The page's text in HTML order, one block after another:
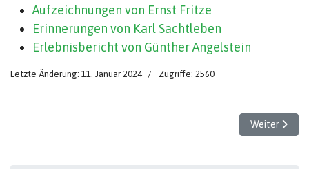
Aufzeichnungen von Ernst Fritze
Erinnerungen von Karl Sachtleben
Erlebnisbericht von Günther Angelstein
Letzte Änderung: 11. Januar 2024 Zugriffe: 2560
Nächster
Weiter